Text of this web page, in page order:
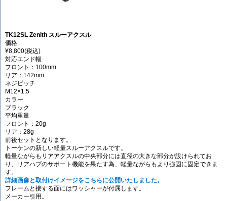
TK12SL Zenith スルーアクスル
価格
¥8,800(税込)
対応エンド幅
フロント：100mm
リア：142mm
ネジピッチ
M12×1.5
カラー
ブラック
平均重量
フロント：20g
リア：28g
前後セットとなります。
トーケンの新しい軽量スルーアクスルです。
軽量ながらもリアアクスルの中央部分には直径の大きな部分が設けられてお
り、リアハブのサポート機能を果たす為、軽量ながらもより強固に固定できま
す。
詳細画像と取付けイメージをこちらに公開いたしました。
フレームと接する面にはワッシャーが付属します。
メーカー引用。